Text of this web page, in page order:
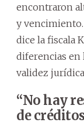
encontraron
y
dice la fiscala
diferencias en
validez
“No hay
de